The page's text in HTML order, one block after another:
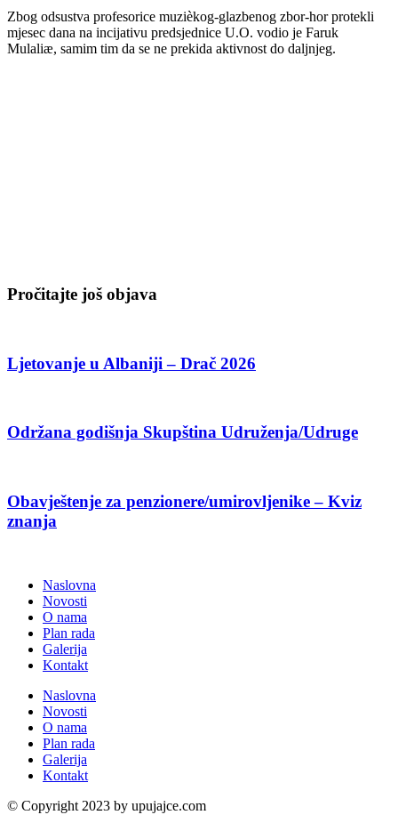
Zbog odsustva profesorice muzièkog-glazbenog zbor-hor protekli
mjesec dana na incijativu predsjednice U.O. vodio je Faruk
Mulaliæ, samim tim da se ne prekida aktivnost do daljnjeg.
Pročitajte još objava
Ljetovanje u Albaniji – Drač 2026
Održana godišnja Skupština Udruženja/Udruge
Obavještenje za penzionere/umirovljenike – Kviz
znanja
Naslovna
Novosti
O nama
Plan rada
Galerija
Kontakt
Naslovna
Novosti
O nama
Plan rada
Galerija
Kontakt
© Copyright 2023 by upujajce.com